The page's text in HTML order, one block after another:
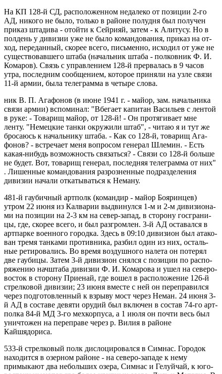
На КП 128-й СД, расположенном недалеко от позиции 2-го
АД, никого не было, только в районе полудня был получен
приказ штадива - отойти к Сейрияй, затем - к Алитусу. Но в
полдень у дивизии уже не было командования, приказ на от­
ход, переданный, скорее всего, письменно, исходил от уже не
существовавшего штаба (начальник штаба - полковник Ф. И.
Комаров). Связь с управлением 128-й прервалась в 9 ча­сов
утра, последним сообщением, которое приняли на узле связи
11-й армии, была телеграмма в четыре слова.
ник В. П. Агафонов (в июне 1941 г. - майор, зам. начальника
связи армии) вспоминал: "Вбегает капитан Васильев с лентой
в руке: - Товарищ майор, от 128-й! - Он протягивает мне
ленту. "Немецкие танки окружили штаб", - читаю я и тут же
бросаюсь к начальнику штаба. - Как со 128-й, товарищ Ага­
фонов? - встречает меня вопросом генерал Шлемин. - Есть
какая-нибудь возможность связаться? - Связи со 128-й боль­ше
не будет. Вот, товарищ генерал, последняя телеграмма от них"
. Лишенные командования разрозненные под­разделения
дивизии начали откатываться к Неману.
481-й гаубичный артполк (командир - майор Бояринцев)
утром 22 июня из Калварии выдвинулся 1-м и 2-м дивизиона­
ми на позиции на 2-3 км на север-запад, в сторону госграни­
цы, где, скорее всего, и был разгромлен. 3-й АД оставался в
артпарке военного городка. Здесь в 09:10 дивизион был атако­
ван тремя танками противника, разбил один из них, осталь­
ные ретировались. Во время воздушного налета он потерял
две гаубицы. Затем 3-й дивизион снялся с позиции по распо­
ряжению начштаба дивизии Ф. И. Комарова и ушел на северо-
восток в сторону Приенай, где вошел в расположение 126-й
стрелковой дивизии; 23 июня вместе с ней он переправился
через подготовленный к взрыву мост через Неман. 24 июня 3-
й АД в составе девяти орудий был включен в состав 74-го арт­
полка 84-й МД 3-го мехкорпуса, а 1 июля он почти весь был
уничтожен на переправе через р. Вилия в районе
Кайшядориса.
533-й стрелковый полк дислоцировался в Симнас. Горо­док
находится в озерном районе - на северо-западе к нему
примыкают два небольших озера, Симнас и Гелуйчай, к юго-